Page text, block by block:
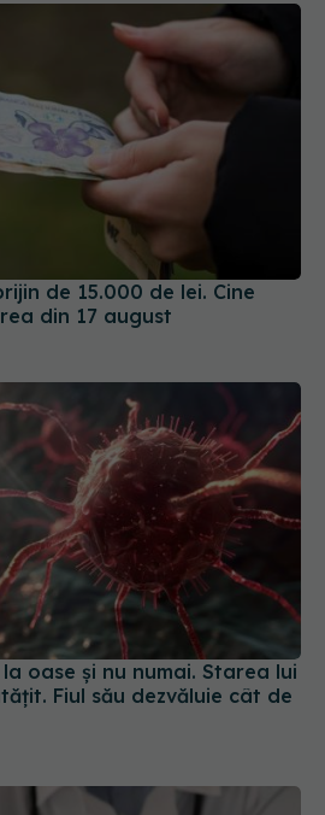
de 15.000 de lei. Cine
din 17 august
oase și nu numai. Starea lui
Fiul său dezvăluie cât de